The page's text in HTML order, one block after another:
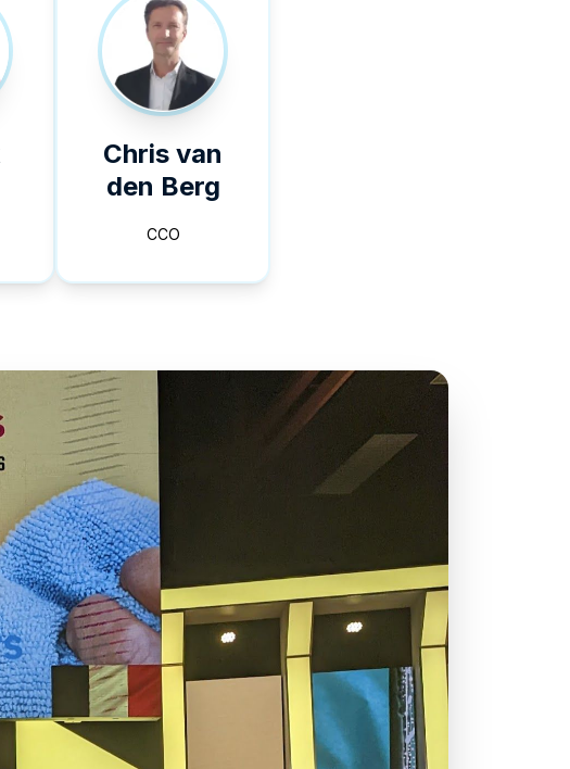
Chris van
den Berg
CCO